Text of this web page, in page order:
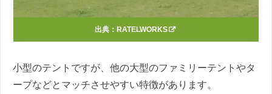
出典： RATELWORKS
小型のテントですが、他の大型のファミリーテントやタ
ープなどとマッチさせやすい特徴があります。